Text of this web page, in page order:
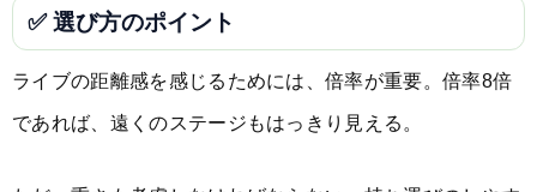
✅ 選び方のポイント
ライブの距離感を感じるためには、倍率が重要。倍率8倍
であれば、遠くのステージもはっきり見える。